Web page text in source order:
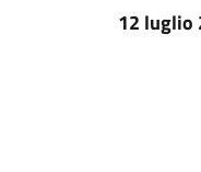
12 luglio